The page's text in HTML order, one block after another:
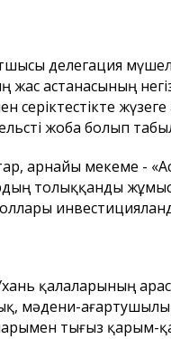
делегация
жас астанасының
серіктестікте
жоба болып
арнайы мекеме -
толыққанды жұмыс
қалаларының
мәдени-
тығыз қарым-